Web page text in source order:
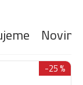
-25 %